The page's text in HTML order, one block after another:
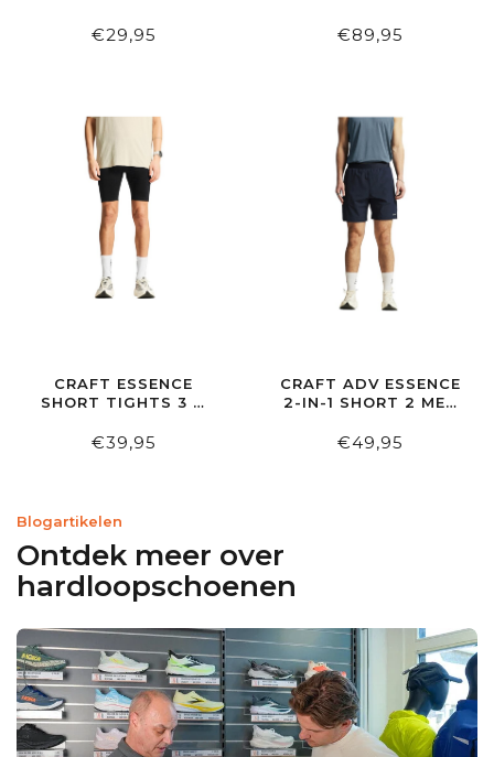
€29,95 €89,95
CRAFT ESSENCE
SHORT TIGHTS 3 M
€39,95
CRAFT ADV ESSENCE
2-IN-1 SHORT 2 MEN
€49,95
Blogartikelen
Ontdek meer over
hardloopschoenen